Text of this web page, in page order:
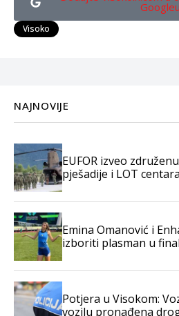
Googleu
Visoko
NAJNOVIJE
EUFOR izveo
pješadije i LOT
Emina Omanović i
izboriti plasman u
Potjera u Visokom:
vozilu pronađena